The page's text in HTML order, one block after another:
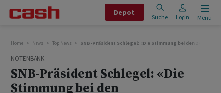
Depot
Suche Login Menu
Home News Top News SNB-Präsident Schlegel: «Die Stimmung bei den
NOTENBANK
SNB-Präsident Schlegel: «Die
Stimmung bei den